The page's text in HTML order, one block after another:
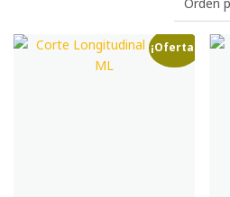
¡Oferta!